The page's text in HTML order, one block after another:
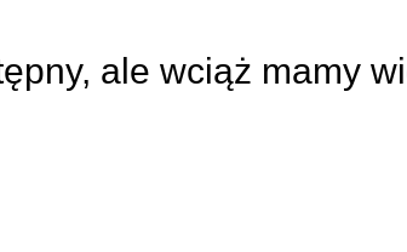
ale wciąż mamy